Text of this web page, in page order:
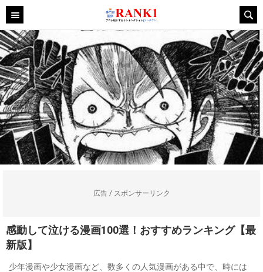
広告 / スポンサーリンク
感動して泣ける漫画100選！おすすめランキング【最
新版】
少年漫画や少女漫画など、数多くの人気漫画がある中で、時には